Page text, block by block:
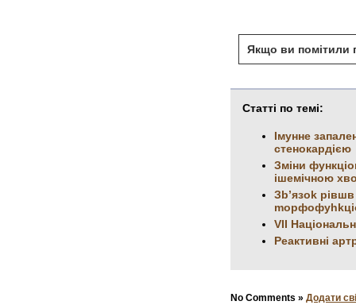
Якщо ви помітили
Статті по темі:
Імунне
стенокардією
Зміни
ішемічною
Зb’язok
VII
Реактивні
No Comments » Додати